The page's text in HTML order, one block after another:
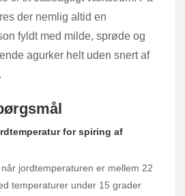
der nemlig altid en
fyldt med milde, sprøde og
agurker helt uden snert af
for spiring af
jordtemperaturen er mellem 22
temperaturer under 15 grader